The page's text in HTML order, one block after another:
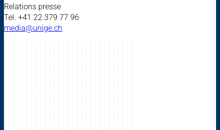
Relations presse
Tel. +41 22 379 77 96
media@unige.ch